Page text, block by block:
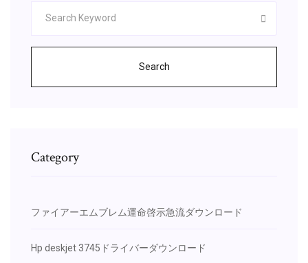
Search
Category
ファイアーエムブレム運命啓示急流ダウンロード
Hp deskjet 3745ドライバーダウンロード